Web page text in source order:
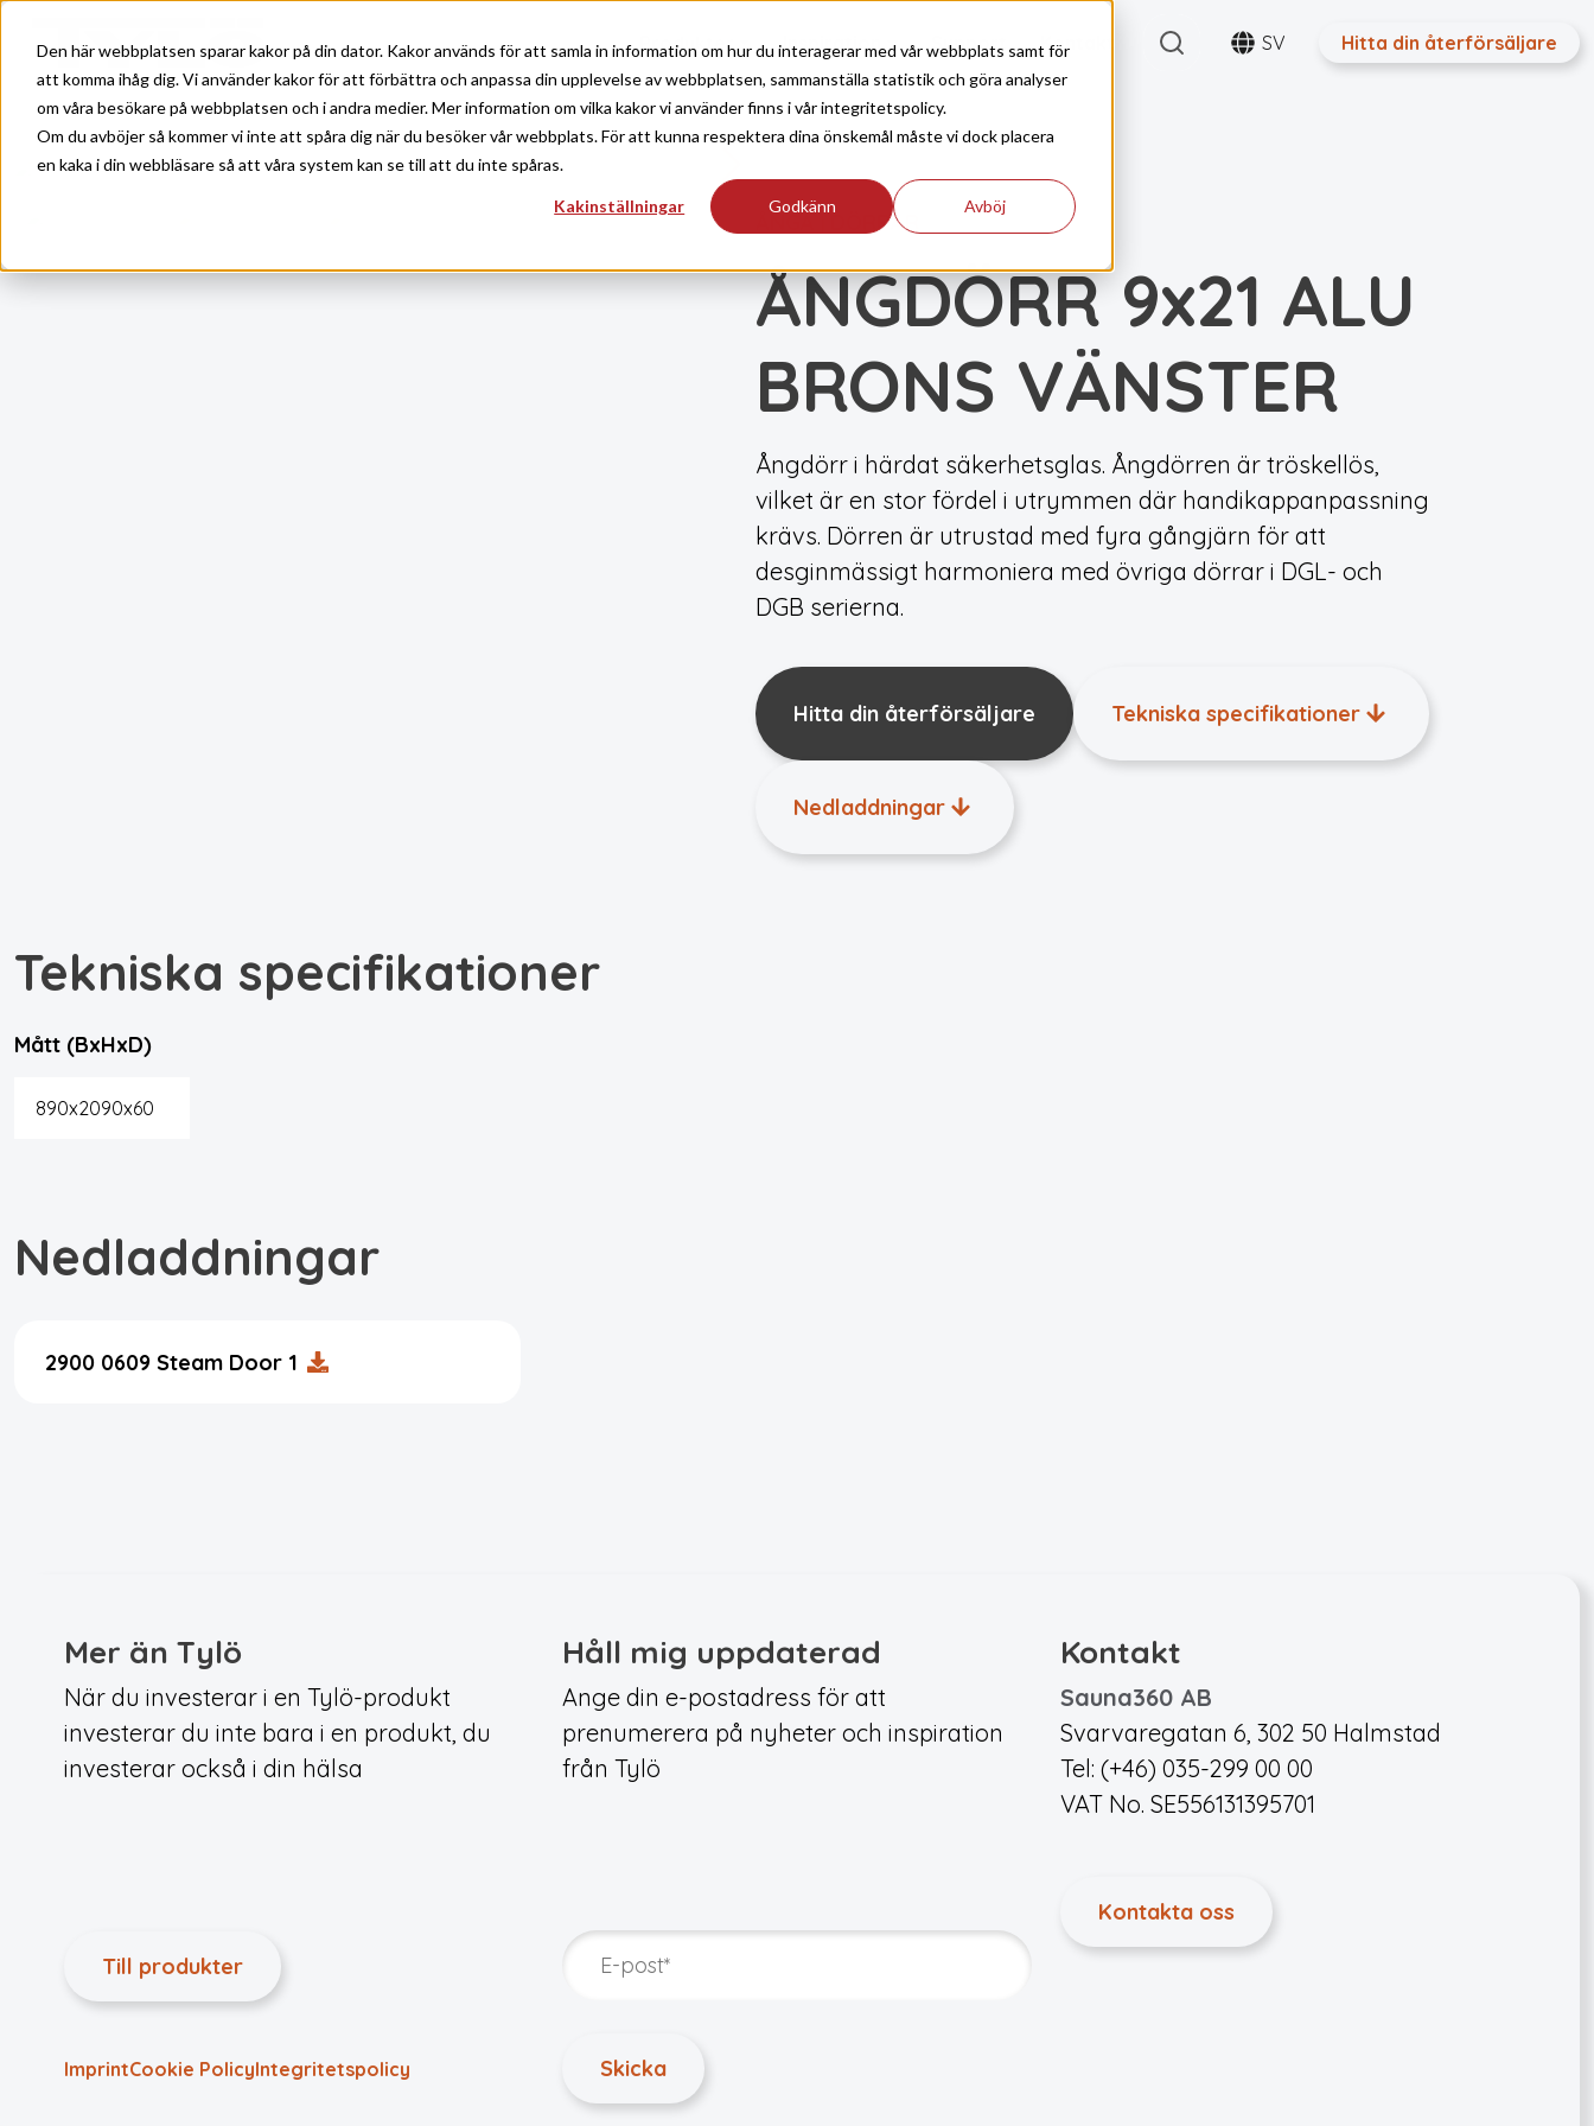
Den här webbplatsen sparar kakor på din dator. Kakor används för att samla in information om hur du interagerar med vår webbplats samt för
att komma ihåg dig. Vi använder kakor för att förbättra och anpassa din upplevelse av webbplatsen, sammanställa statistik och göra analyser
om våra besökare på webbplatsen och i andra medier. Mer information om vilka kakor vi använder finns i vår integritetspolicy.
Om du avböjer så kommer vi inte att spåra dig när du besöker vår webbplats. För att kunna respektera dina önskemål måste vi dock placera
en kaka i din webbläsare så att våra system kan se till att du inte spåras.
Kakinställningar Godkänn Avböj
Skip to main content Produkter Inspiration Support Kontakt SearchSV Hitta din återförsäljare
DÖRRAR
ÅNGDÖRR 9x21 ALU
BRONS VÄNSTER
Ångdörr i härdat säkerhetsglas. Ångdörren är tröskellös,
vilket är en stor fördel i utrymmen där handikappanpassning
krävs. Dörren är utrustad med fyra gångjärn för att
desginmässigt harmoniera med övriga dörrar i DGL- och
DGB serierna.
Hitta din återförsäljare Tekniska specifikationer
Nedladdningar
Tekniska specifikationer
Mått (BxHxD)
890x2090x60
Nedladdningar
2900 0609 Steam Door 1
Mer än Tylö
När du investerar i en Tylö-produkt
investerar du inte bara i en produkt, du
investerar också i din hälsa
Till produkter
ImprintCookie PolicyIntegritets­policy
Håll mig uppdaterad
Ange din e-postadress för att
prenumerera på nyheter och inspiration
från Tylö
Kontakt
Sauna360 AB
Svarvaregatan 6, 302 50 Halmstad
Tel: (+46) 035-299 00 00
VAT No. SE556131395701
Kontakta oss